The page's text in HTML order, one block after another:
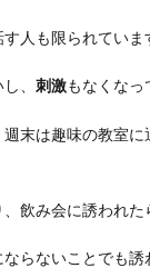
人も限られていま
、 刺激もなくなっ
末は趣味の教室
飲み会に誘われた
らないことでも誘